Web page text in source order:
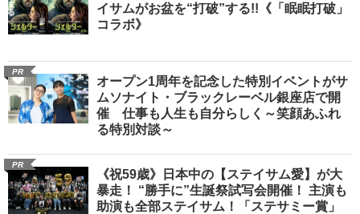
イサムがお盆を“打破”する!!《「眠眠打破」
コラボ》
PR
オープン1周年を記念した特別イベントがサ
ムソナイト・ブラックレーベル銀座店で開
催 仕事も人生も自分らしく～笑顔あふれ
る特別対談～
PR
《祝59歳》日本中の【ステイサム愛】が大
暴走！ “勝手に”生誕祭試写会開催！ 主演も
助演も全部ステイサム！「ステサミー賞」